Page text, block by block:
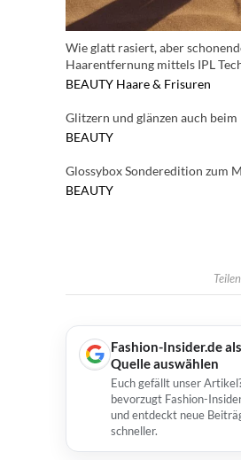
Wie glatt rasiert, aber
Haarentfernung mittels IPL
BEAUTY Haare & Frisuren
Glitzern und glänzen auch
BEAUTY
Glossybox Sonderedition zum
BEAUTY
Teilen
Fashion-Insider.de
Quelle auswählen
Euch gefällt unser
bevorzugt Fashion-
und entdeckt neue
schneller.